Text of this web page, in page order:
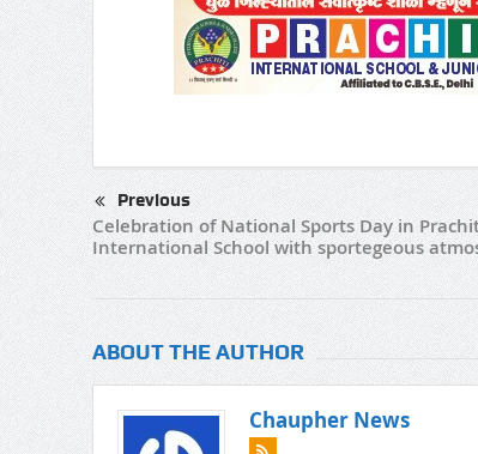
Previous
Celebration of National Sports Day in
International School with sportegeous
ABOUT THE AUTHOR
Chaupher News